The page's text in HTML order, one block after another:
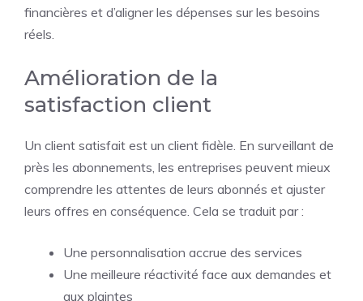
financières et d’aligner les dépenses sur les besoins
réels.
Amélioration de la
satisfaction client
Un client satisfait est un client fidèle. En surveillant de
près les abonnements, les entreprises peuvent mieux
comprendre les attentes de leurs abonnés et ajuster
leurs offres en conséquence. Cela se traduit par :
Une personnalisation accrue des services
Une meilleure réactivité face aux demandes et
aux plaintes